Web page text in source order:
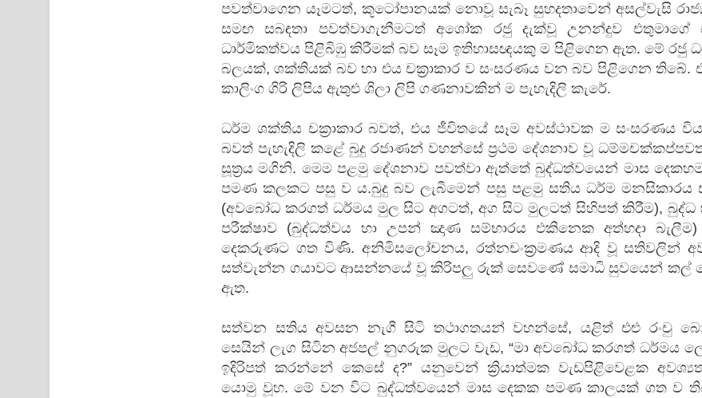
පවත්වාගෙන යෑමටත්, කූටෝපානයක් නොවූ සැබෑ සුහදතාවෙන් අසල්වැසි
සමඟ සබඳතා පවත්වාගැනීමටත් අශෝක රජු දැක්වූ උනන්දුව එතුමාගේ
ධාර්මිකත්වය පිළිබිඹු කිරීමක් බව සෑම ඉතිහාසඥයකු ම පිළිගෙන ඇත. මේ රජු
බලයක්, ශක්තියක් බව හා එය චක්‍රාකාර ව සංසරණය වන බව පිළිගෙන තිබේ.
කාලිංග ගිරි ලිපිය ඇතුළු ශිලා ලිපි ගණනාවකින් ම පැහැදිලි කැරේ.
ධර්ම ශක්තිය චක්‍රාකාර බවත්, එය ජීවිතයේ සෑම අවස්ථාවක ම සංසරණය
බවත් පැහැදිලි කළේ බුදු රජාණන් වහන්සේ ප්‍රථම දේශනාව වූ
සූත්‍රය මගිනි. මෙම පළමු දේශනාව පවත්වා ඇත්තේ බුද්ධත්වයෙන් මාස
පමණ කලකට පසු ව ය.බුදු බව ලැබීමෙන් පසු පළමු සතිය ධර්ම මනසිකාරය
(අවබෝධ කරගත් ධර්මය මුල සිට අගටත්, අග සිට මුලටත් සිහිපත් කිරීම), බුද්ධ
පරීක්ෂාව (බුද්ධත්වය හා උපන් ඤාණ සම්භාරය එකිනෙක අත්හදා
දෙකරුණට ගත විණි. අනිමිසලෝචනය, රත්නචංක්‍රමණය ආදි වූ සතිවලින්
සත්වැන්න ගයාවට ආසන්නයේ වූ කිරිපලු රුක් සෙවණේ සමාධි සුවයෙන් කල්
ඇත.
සත්වන සතිය අවසන නැගී සිටි තථාගතයන් වහන්සේ, යළිත් එළු රංචු
සෙයින් ලැග සිටින අජපල් නුගරුක මුලට වැඩ, “මා අවබෝධ කරගත් ධර්මය
ඉදිරිපත් කරන්නේ කෙසේ ද?” යනුවෙන් ක්‍රියාත්මක වැඩපිළිවෙළක
යොමු වූහ. මේ වන විට බුද්ධත්වයෙන් මාස දෙකක පමණ කාලයක් ගත ව